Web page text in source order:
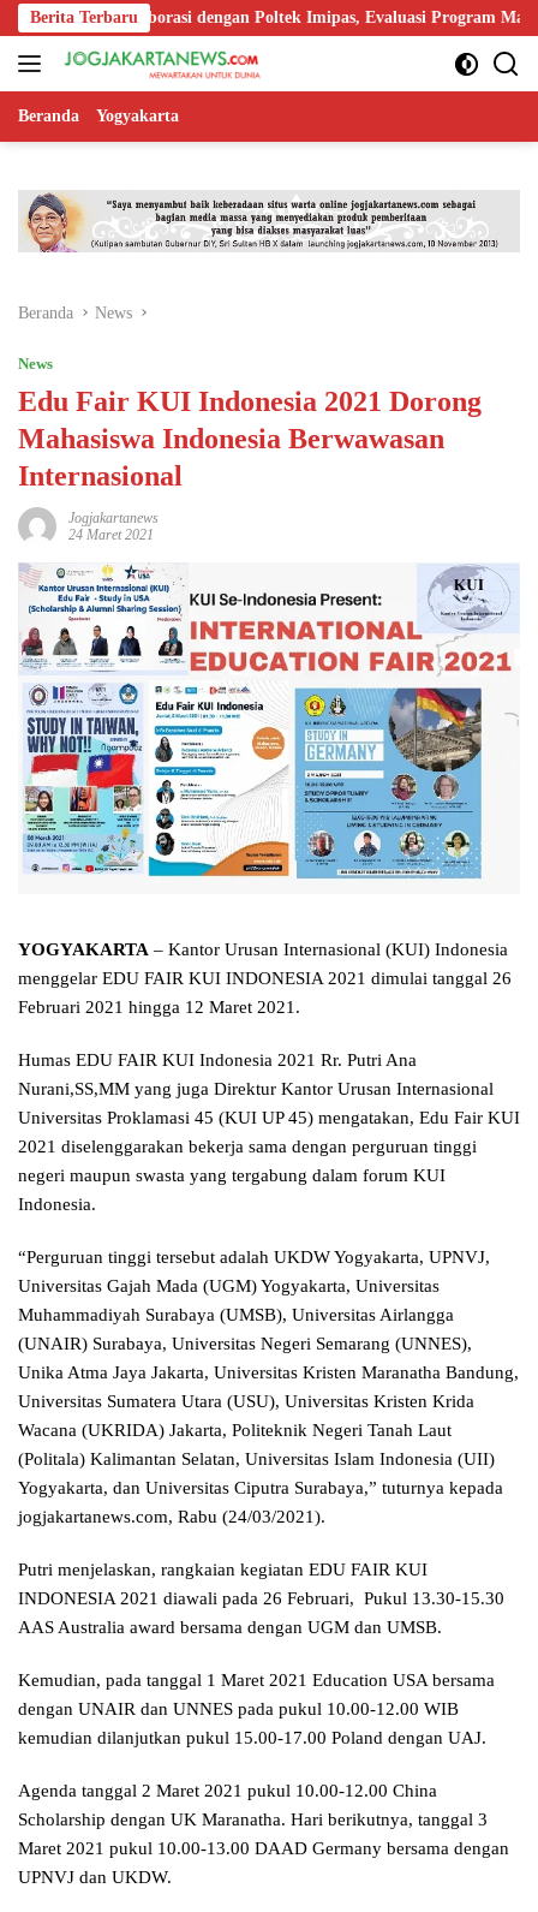
Langsung
ke
konten
Berita Terbaru
Kolaborasi dengan Poltek Imipas, Evaluasi Program Magang
Beranda Yogyakarta
Beranda News
News
Edu Fair KUI Indonesia 2021 Dorong
Mahasiswa Indonesia Berwawasan
Internasional
Jogjakartanews
24 Maret 2021
YOGYAKARTA – Kantor Urusan Internasional (KUI) Indonesia
menggelar EDU FAIR KUI INDONESIA 2021 dimulai tanggal 26
Februari 2021 hingga 12 Maret 2021.
Humas EDU FAIR KUI Indonesia 2021 Rr. Putri Ana
Nurani,SS,MM yang juga Direktur Kantor Urusan Internasional
Universitas Proklamasi 45 (KUI UP 45) mengatakan, Edu Fair KUI
2021 diselenggarakan bekerja sama dengan perguruan tinggi
negeri maupun swasta yang tergabung dalam forum KUI
Indonesia.
“Perguruan tinggi tersebut adalah UKDW Yogyakarta, UPNVJ,
Universitas Gajah Mada (UGM) Yogyakarta, Universitas
Muhammadiyah Surabaya (UMSB), Universitas Airlangga
(UNAIR) Surabaya, Universitas Negeri Semarang (UNNES),
Unika Atma Jaya Jakarta, Universitas Kristen Maranatha Bandung,
Universitas Sumatera Utara (USU), Universitas Kristen Krida
Wacana (UKRIDA) Jakarta, Politeknik Negeri Tanah Laut
(Politala) Kalimantan Selatan, Universitas Islam Indonesia (UII)
Yogyakarta, dan Universitas Ciputra Surabaya,” tuturnya kepada
jogjakartanews.com, Rabu (24/03/2021).
Putri menjelaskan, rangkaian kegiatan EDU FAIR KUI
INDONESIA 2021 diawali pada 26 Februari, Pukul 13.30-15.30
AAS Australia award bersama dengan UGM dan UMSB.
Kemudian, pada tanggal 1 Maret 2021 Education USA bersama
dengan UNAIR dan UNNES pada pukul 10.00-12.00 WIB
kemudian dilanjutkan pukul 15.00-17.00 Poland dengan UAJ.
Agenda tanggal 2 Maret 2021 pukul 10.00-12.00 China
Scholarship dengan UK Maranatha. Hari berikutnya, tanggal 3
Maret 2021 pukul 10.00-13.00 DAAD Germany bersama dengan
UPNVJ dan UKDW.